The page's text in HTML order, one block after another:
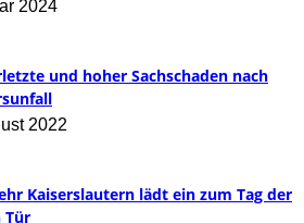
2024
und hoher Sachschaden nach
2022
Kaiserslautern lädt ein zum Tag der
Tür